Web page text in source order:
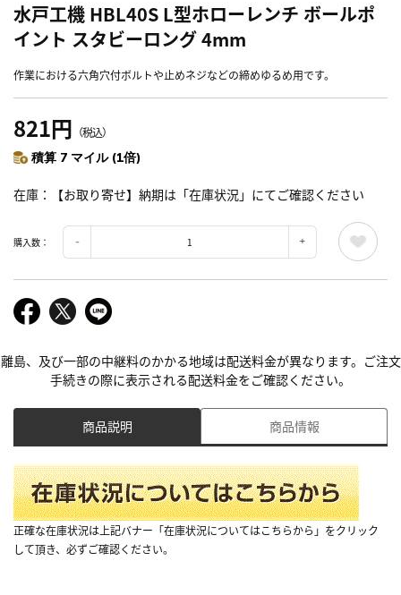
水戸工機 HBL40S L型ホローレンチ ボールポ
イント スタビーロング 4mm
作業における六角穴付ボルトや止めネジなどの締めゆるめ用です。
821円 （税込）
積算 7 マイル (1倍)
在庫 【お取り寄せ】納期は「在庫状況」にてご確認ください
購入数：
離島、及び一部の中継料のかかる地域は配送料金が異なります。ご注文
手続きの際に表示される配送料金をご確認ください。
商品説明 商品情報
正確な在庫状況は上記バナー「在庫状況についてはこちらから」をクリック
して頂き、必ずご確認ください。